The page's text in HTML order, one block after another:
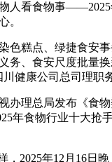
看食物事——2025
。
糕点、绿捷食安事
、食安尺度批量
健康公司总司理职
理总局发布《食物
食物行业十大抢
2025年12月16日